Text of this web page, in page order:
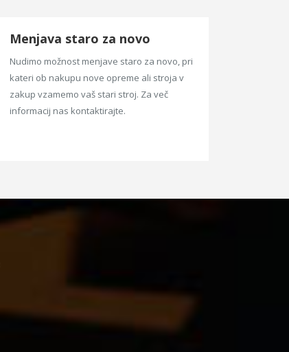
Menjava staro za novo
Nudimo možnost menjave staro za novo, pri
kateri ob nakupu nove opreme ali stroja v
zakup vzamemo vaš stari stroj. Za več
informacij nas kontaktirajte.